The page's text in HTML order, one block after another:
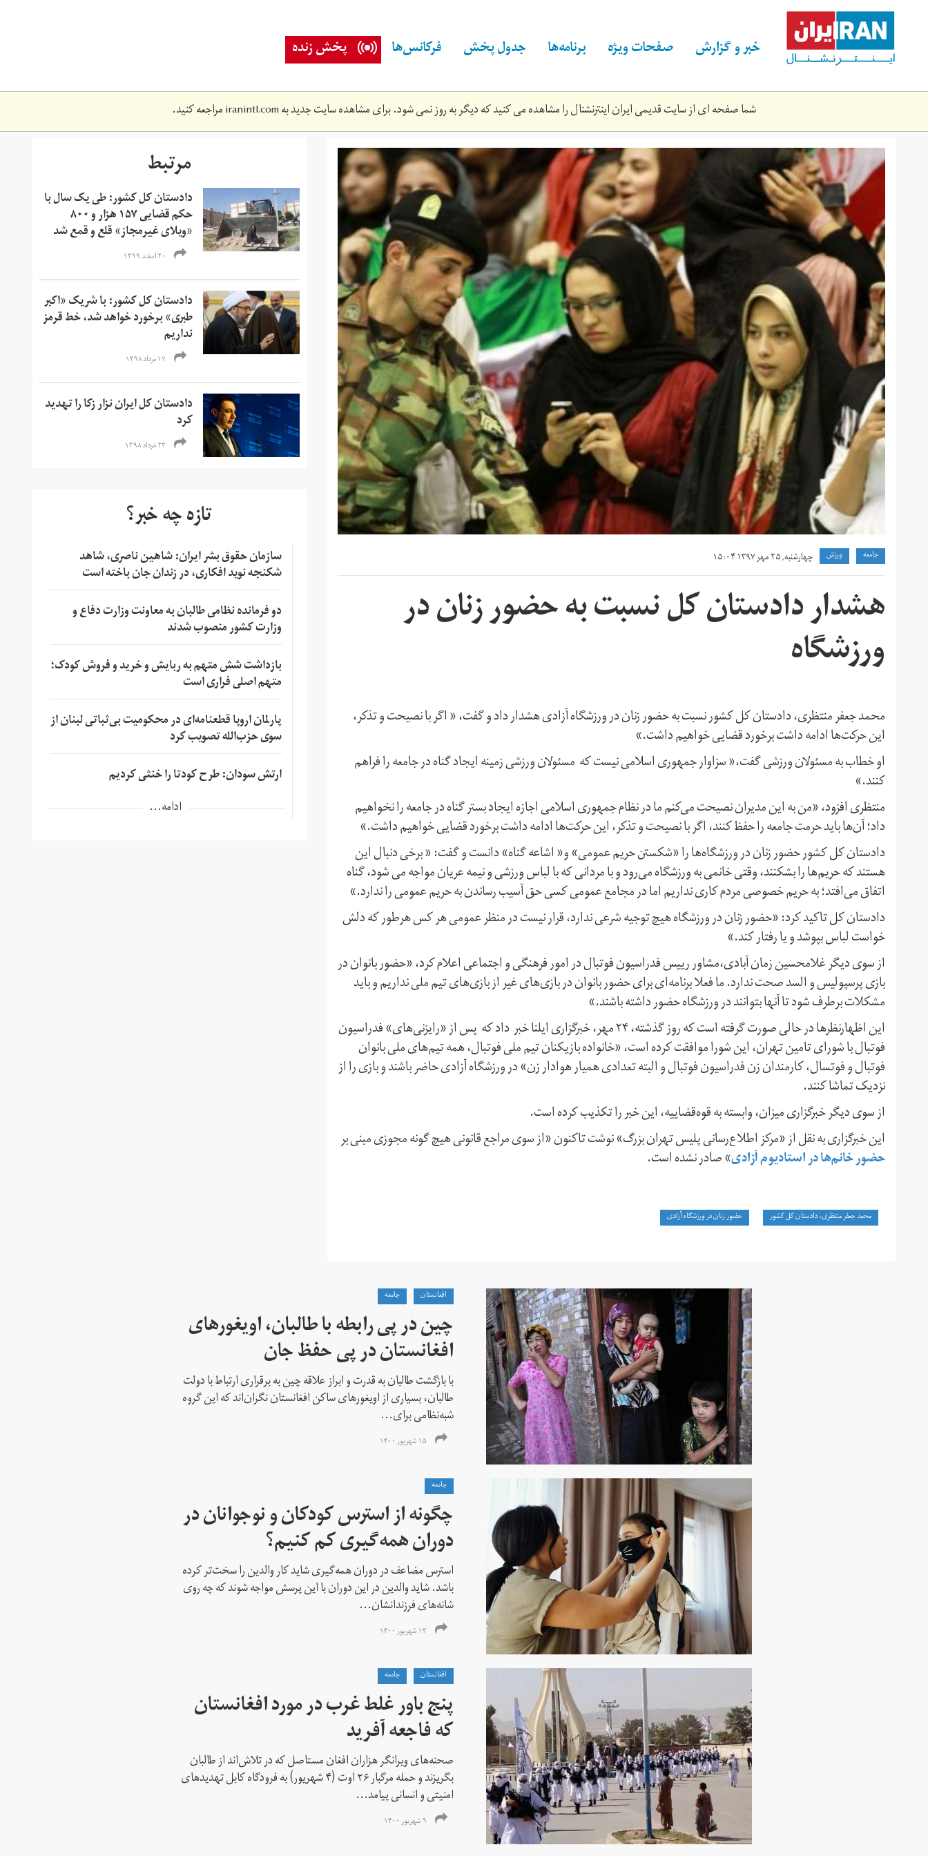
content خبر و گزارش صفحات ویژه برنامه‌ها جدول پخش فرکانس‌ها پخش زنده
شما صفحه ای از سایت قدیمی ایران اینترنشنال را مشاهده می کنید که دیگر به روز نمی شود. برای مشاهده سایت جدید بهiranintl.comمراجعه کنید.
l134713301613.jpg
جامعه ورزش چهارشنبه, ۲۵ مهر ۱۳۹۷ ۱۵:۰۴
هشدار دادستان کل نسبت به حضور زنان در
ورزشگاه
محمد جعفر منتظری، دادستان کل کشور نسبت به حضور زنان در ورزشگاه آزادی هشدار داد و گفت، « اگر با نصیحت و تذکر،
این حرکت‌ها ادامه داشت برخورد قضایی خواهیم داشت.»
او خطاب به مسئولان ورزشی گفت،« سزاوار جمهوری اسلامی نیست که مسئولان ورزشی زمینه ایجاد گناه در جامعه را فراهم
کنند.»
منتظری افزود، «من به این مدیران نصیحت می‌کنم ما در نظام جمهوری اسلامی اجازه ایجاد بستر گناه در جامعه را نخواهیم
داد؛ آن‌ها باید حرمت جامعه را حفظ کنند، اگر با نصیحت و تذکر، این حرکت‌ها ادامه داشت برخورد قضایی خواهیم داشت.»
دادستان کل کشور حضور زنان در ورزشگاه‌ها را «شکستن حریم عمومی» و« اشاعه گناه» دانست و گفت: « برخی دنبال این
هستند که حریم‌ها را بشکنند، وقتی خانمی به ورزشگاه می‌رود و با مردانی که با لباس ورزشی و نیمه عریان مواجه می شود، گناه
اتفاق می‌افتد؛ به حریم خصوصی مردم کاری نداریم اما در مجامع عمومی کسی حق آسیب رساندن به حریم عمومی را ندارد.»
دادستان کل تاکید کرد: «حضور زنان در ورزشگاه هیچ توجیه شرعی ندارد، قرار نیست در منظر عمومی هر کس هرطور که دلش
خواست لباس بپوشد و یا رفتار کند.»
از سوی دیگر غلامحسین زمان آبادی،‌مشاور رییس فدراسیون فوتبال در امور فرهنگی و اجتماعی اعلام کرد، «حضور بانوان در
بازی پرسپولیس و السد صحت ندارد. ما فعلا برنامه‌ای برای حضور بانوان در بازی‌های غیر از بازی‌های تیم‌ ‌ملی نداریم و باید
مشکلات بر‌طرف شود تا آنها بتوانند در ورزشگاه حضور داشته باشند.»
این اظهارنظرها در حالی صورت گرفته است که روز گذشته، ۲۴ مهر، خبرگزاری ایلنا خبر داد که پس از «رایزنی‌های» فدراسیون
فوتبال با شورای تامین تهران، این شورا موافقت کرده است، «خانواده بازیکنان تیم ملی فوتبال، همه تیم‌های ملی بانوان
فوتبال و فوتسال، کارمندان زن فدراسیون فوتبال و البته تعدادی همیار هوادار زن» در ورزشگاه آزادی حاضر باشند و بازی را از
نزدیک تماشا کنند.
از سوی دیگر خبرگزاری میزان، وابسته به قوه‌قضاییه، این خبر را تکذیب کرده است.
این خبرگزاری به نقل از «مرکز اطلاع‌رسانی پلیس تهران بزرگ» نوشت تاکنون «از سوی مراجع قانونی هیچ گونه مجوزی مبنی بر
حضور خانم‌ها در استادیوم آزادی» صادر نشده است.
محمد جعفر منتظری، دادستان کل کشور حضور زنان در ورزشگاه آزادی
مرتبط
دادستان کل کشور: طی یک سال با
حکم قضایی ۱۵۷ هزار و ۸۰۰
«ویلای غیرمجاز» قلع و قمع شد
۲۰ اسفند ۱۳۹۹
دادستان کل کشور: با شریک «اکبر
طبری» برخورد خواهد شد، خط قرمز
نداریم
۱۷ مرداد ۱۳۹۸
دادستان کل ایران نزار زکا را تهدید
کرد
۲۳ خرداد ۱۳۹۸
تازه چه خبر؟
سازمان حقوق بشر ایران: شاهین ناصری، شاهد
شکنجه نوید افکاری، در زندان جان باخته است
دو فرمانده نظامی طالبان به معاونت وزارت دفاع و
وزارت کشور منصوب شدند
بازداشت شش متهم به ربایش و خرید و فروش کودک؛
متهم اصلی فراری است
پارلمان اروپا قطعنامه‌ای در محکومیت بی‌ثباتی لبنان از
سوی حزب‌الله تصویب کرد
ارتش سودان: طرح کودتا را خنثی کردیم
ادامه...
افغانستان جامعه
چین در پی رابطه با طالبان، اویغورهای
افغانستان در پی حفظ جان
با بازگشت طالبان به قدرت و ابراز علاقه چین به برقراری ارتباط با دولت
طالبان، بسیاری از اویغورهای ساکن افغانستان نگران‌اند که این گروه
شبه‌نظامی برای...
۱۵ شهریور ۱۴۰۰
جامعه
چگونه از استرس کودکان و نوجوانان در
دوران همه‌گیری کم کنیم؟
استرس مضاعف در دوران همه‌گیری شاید کار والدین را سخت‌تر کرده
باشد. شاید والدین در این دوران با این پرسش مواجه شوند که چه روی
شانه‌های فرزندانشان...
۱۳ شهریور ۱۴۰۰
افغانستان جامعه
پنج باور غلط غرب در مورد افغانستان
که فاجعه آفرید
صحنه‌های ویرانگر هزاران افغان مستاصل که در تلاش‌اند از طالبان
بگریزند و حمله مرگبار ۲۶ اوت (۴ شهریور) به فرودگاه کابل تهدیدهای
امنیتی و انسانی پیامد...
۹ شهریور ۱۴۰۰